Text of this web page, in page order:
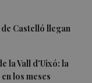
Castelló llegan
la Vall d'Uixó: la
los meses